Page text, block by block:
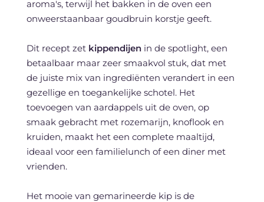
aroma's, terwijl het bakken in de oven een
onweerstaanbaar goudbruin korstje geeft.
Dit recept zet kippendijenin de spotlight, een
betaalbaar maar zeer smaakvol stuk, dat met
de juiste mix van ingrediënten verandert in een
gezellige en toegankelijke schotel. Het
toevoegen van aardappels uit de oven, op
smaak gebracht met rozemarijn, knoflook en
kruiden, maakt het een complete maaltijd,
ideaal voor een familielunch of een diner met
vrienden.
Het mooie van gemarineerde kip is de